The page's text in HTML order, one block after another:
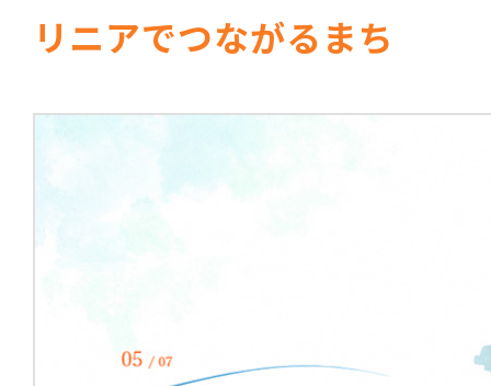
リニアでつながるまち